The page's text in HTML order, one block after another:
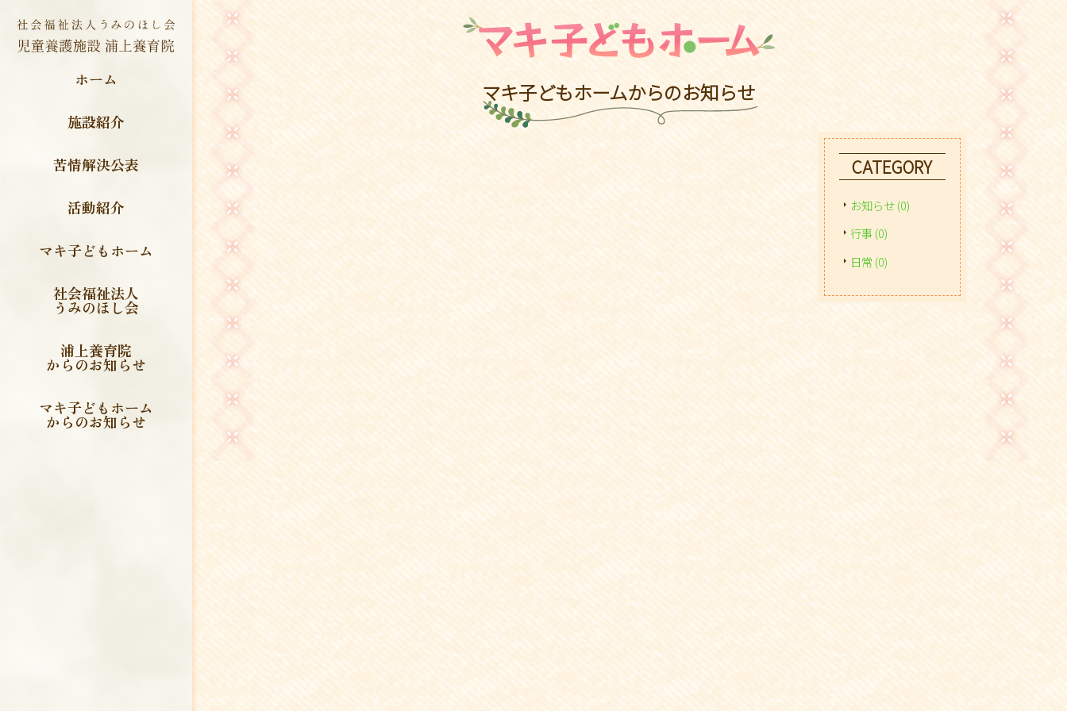
ホーム
施設紹介
苦情解決公表
活動紹介
マキ子どもホーム
社会福祉法人
うみのほし会
浦上養育院
からのお知らせ
マキ子どもホーム
からのお知らせ
マキ子どもホームからのお知らせ
CATEGORY
お知らせ (0)
行事 (0)
日常 (0)